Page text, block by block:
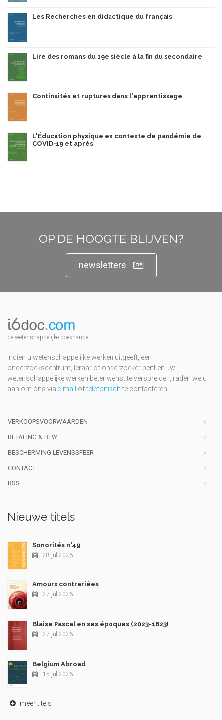
Les Recherches en didactique du français
Lire des romans du 19e siècle à la fin du secondaire
Continuités et ruptures dans l'apprentissage
L'Éducation physique en contexte de pandémie de
COVID-19 et après
OP DE HOOGTE BLIJVEN?
newsletters
de wetenshappelijke boekhandel
Indien u wetenschappelijke werken uitgeeft, een
onderzoekscentrum, leraar of onderzoeker bent en uw
wetenschappelijke werken beter wenst te verspreiden, raden we u
aan om ons via e-mail oftelefonischte contacteren
VERKOOPSVOORWAARDEN
BETALING & BTW
BESCHERMING LEVENSSFEER
CONTACT
RSS
Nieuwe titels
Sonorités n°49
28-jul-2026
Amours contrariées
27-jul-2026
Blaise Pascal en ses époques (2023-1623)
27-jul-2026
Belgium Abroad
15-jul-2026
meer titels